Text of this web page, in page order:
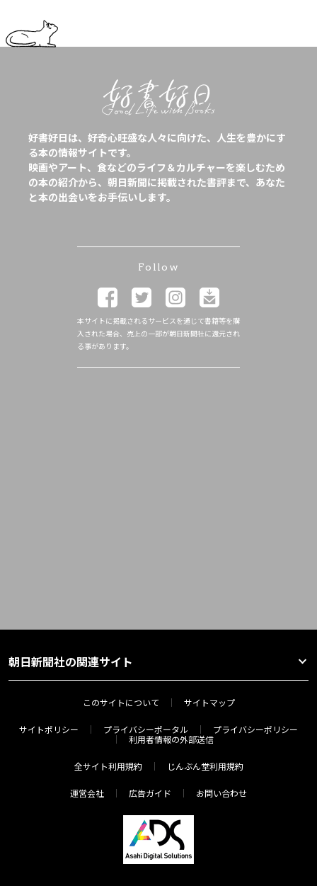
好書好日は、好奇心旺盛な人々に向けた、人生を豊かにす
る本の情報サイトです。
映画やアート、食などのライフ＆カルチャーを楽しむため
の本の紹介から、朝日新聞に掲載された書評まで、あなた
と本の出会いをお手伝いします。
Follow
本サイトに掲載されるサービスを通じて書籍等を購
入された場合、売上の一部が朝日新聞社に還元され
る事があります。
朝日新聞社の関連サイト
このサイトについて サイトマップ
サイトポリシー プライバシーポータル
プライバシーポリシー
利用者情報の外部送信
全サイト利用規約 じんぶん堂利用規約
運営会社 広告ガイド お問い合わせ